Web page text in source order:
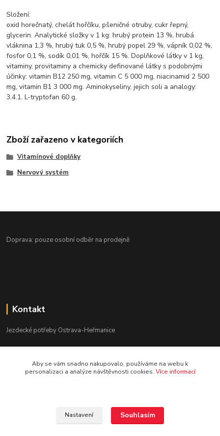
Složení:
oxid horečnatý, chelát hořčíku, pšeničné otruby, cukr řepný,
glycerin. Analytické složky v 1 kg: hrubý protein 13 %, hrubá
vláknina 1,3 %, hrubý tuk 0,5 %, hrubý popel 29 %, vápník 0,02 %,
fosfor 0,1 %, sodík 0,01 %, hořčík 15 %. Doplňkové látky v 1 kg,
vitaminy, provitaminy a chemicky definované látky s podobnými
účinky: vitamin B12 250 mg, vitamin C 5 000 mg, niacinamid 2 500
mg, vitamin B1 3 000 mg. Aminokyseliny, jejich soli a analogy:
3.4.1. L-tryptofan 60 g.
Zboží zařazeno v kategoriích
Vitamínové doplňky
Nervový systém
Doprava: pouze osobní odběr na prodejně
Kontakt
Jezdecké potřeby Ostrava-Heřmanice
Po-Pá 9:30 - 17:30
Aby se vám snadno nakupovalo, používáme na webu k
personalizaci a analýze návštěvnosti cookies. Více informací
Nastavení Souhlasím